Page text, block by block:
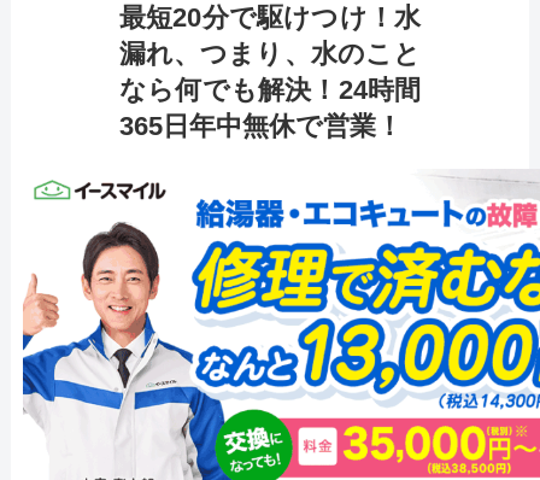
最短20分で駆けつけ！水
漏れ、つまり、水のこと
なら何でも解決！24時間
365日年中無休で営業！